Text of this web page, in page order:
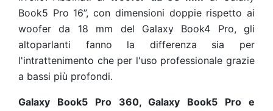
Book5 Pro 16”, con dimensioni doppie rispetto ai
woofer da 18 mm del Galaxy Book4 Pro, gli
altoparlanti fanno la differenza sia per
l'intrattenimento che per l'uso professionale grazie
a bassi più profondi.
Galaxy Book5 Pro 360, Galaxy Book5 Pro e